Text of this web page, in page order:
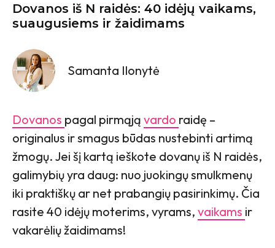
Dovanos iš N raidės: 40 idėjų vaikams,
suaugusiems ir žaidimams
Samanta Ilonytė
Dovanos pagal pirmąją vardo raidę –
originalus ir smagus būdas nustebinti artimą
žmogų. Jei šį kartą ieškote dovanų iš N raidės,
galimybių yra daug: nuo juokingų smulkmenų
iki praktiškų ar net prabangių pasirinkimų. Čia
rasite 40 idėjų moterims, vyrams, vaikams ir
vakarėlių žaidimams!